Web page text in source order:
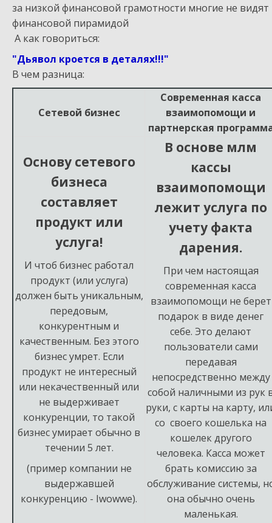
за низкой финансовой грамотности многие не
финансовой пирамидой
А как говориться:
"Дьявол кроется в деталях!!!"
В чем разница:
Сетевой бизнес
Современная касса
взаимопомощи и
партнерская
Основу сетевого
бизнеса
составляет
продукт или
услуга!
И чтоб бизнес работал
продукт (или услуга)
должен быть уникальным,
передовым,
конкурентным и
качественным. Без этого
бизнес умрет. Если
продукт не интересный
или некачественный или
не выдерживает
конкуренции, то такой
бизнес умирает обычно в
течении 5 лет.
(пример компании не
выдержавшей
конкуренцию - Iwowwe).
В основе млм
кассы
взаимопомощи
лежит услуга по
учету факта
дарения.
При чем настоящая
современная касса
взаимопомощи не берет
подарок в виде денег
себе. Это делают
пользователи сами
передавая
непосредственно между
собой наличными из рук
руки, с карты на карту,
со своего кошелька на
кошелек другого
человека. Касса может
брать комиссию за
обслуживание системы,
она обычно очень
маленькая.